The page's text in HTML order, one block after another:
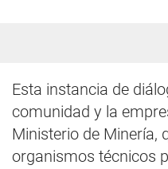
Esta instancia de
comunidad y la
Ministerio de Minería,
organismos técnicos